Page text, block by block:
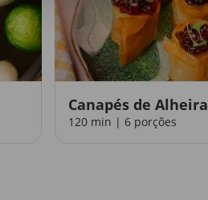
Canapés de Alheira
120 min | 6 porções